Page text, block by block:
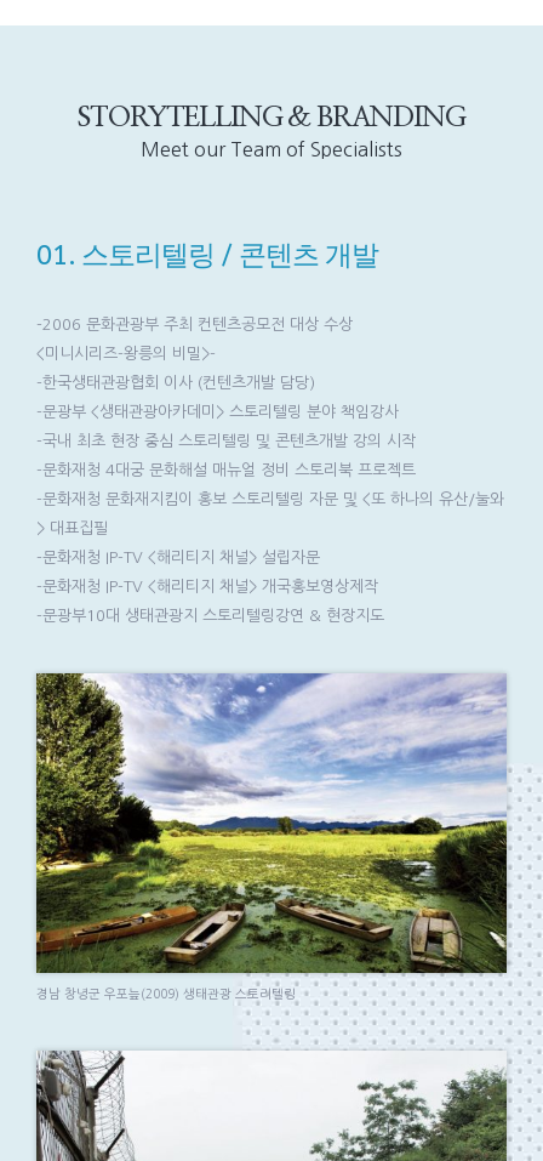
STORYTELLING & BRANDING
Meet our Team of Specialists
01. 스토리텔링 / 콘텐츠 개발
-2006 문화관광부 주최 컨텐츠공모전 대상 수상
<미니시리즈-왕릉의 비밀>-
-한국생태관광협회 이사 (컨텐츠개발 담당)
-문광부 <생태관광아카데미> 스토리텔링 분야 책임강사
-국내 최초 현장 중심 스토리텔링 및 콘텐츠개발 강의 시작
-문화재청 4대궁 문화해설 매뉴얼 정비 스토리북 프로젝트
-문화재청 문화재지킴이 홍보 스토리텔링 자문 및 <또 하나의 유산/눌와
> 대표집필
-문화재청 IP-TV <해리티지 채널> 설립자문
-문화재청 IP-TV <해리티지 채널> 개국홍보영상제작
-문광부10대 생태관광지 스토리텔링강연 & 현장지도
경남 창녕군 우포늪(2009) 생태관광 스토리텔링